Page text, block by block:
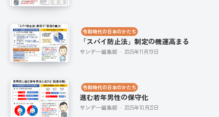
令和時代の日本のかたち
「スパイ防止法」制定の機運高まる
サンデー編集部 - 2025年11月19日
令和時代の日本のかたち
進む若年男性の保守化
サンデー編集部 - 2025年10月22日